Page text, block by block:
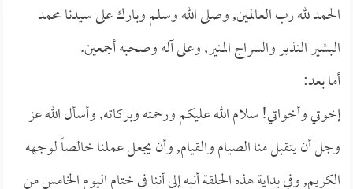
الحمد لله رب العالمين, وصلى الله وسلم وبارك على سيدنا محمد
البشير النذير والسراج المنير, وعلى آله وصحبه أجمعين.
أما بعد:
إخوتي وأخواتي! سلام الله عليكم ورحمته وبركاته, وأسأل الله عز
وجل أن يتقبل منا الصيام والقيام, وأن يجعل عملنا خالصاً لوجهه
الكريم, وفي بداية هذه الحلقة أنبه إلى أننا في ختام اليوم الخامس من